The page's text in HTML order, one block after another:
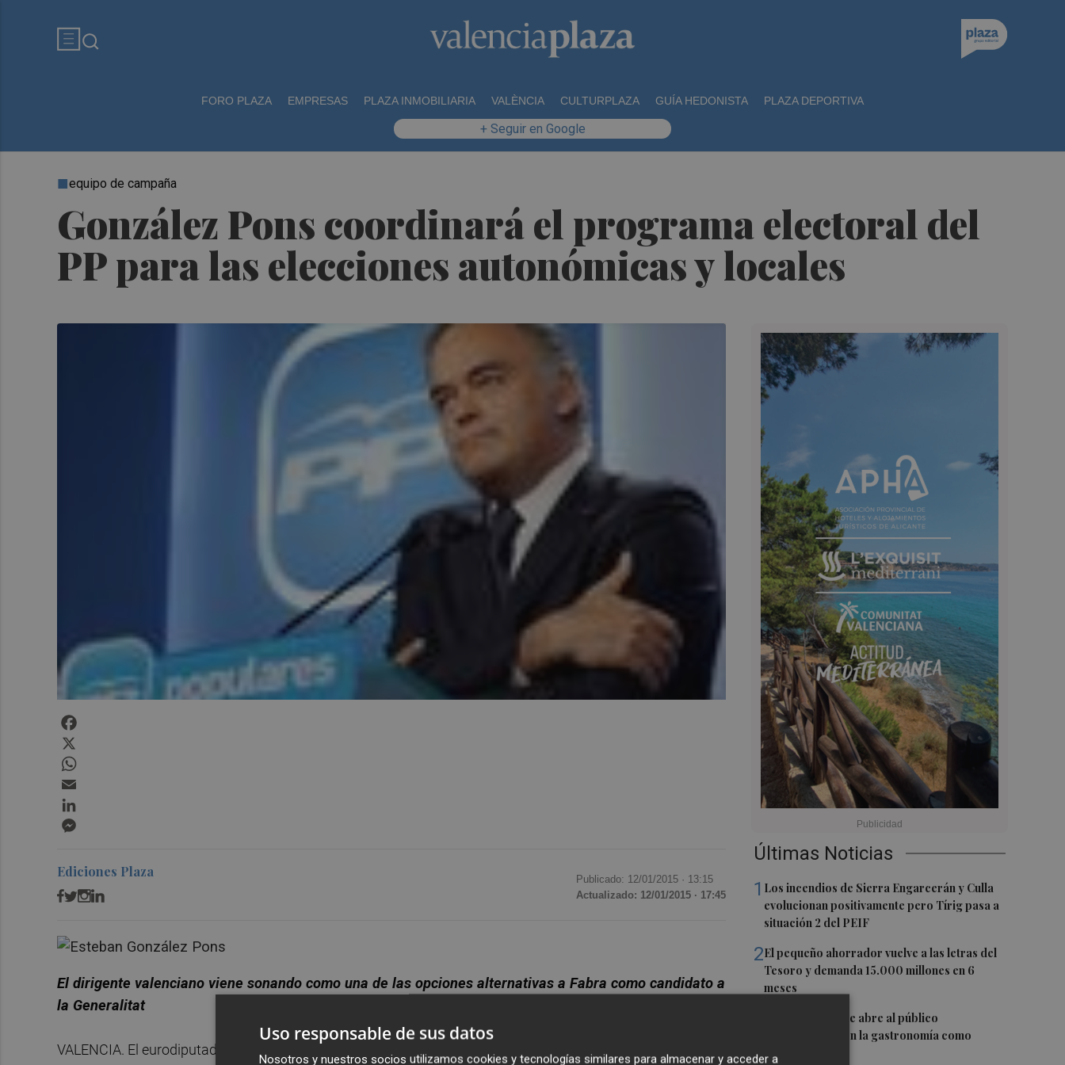
FORO PLAZA EMPRESAS PLAZA INMOBILIARIA VALÈNCIA CULTURPLAZA GUÍA HEDONISTA PLAZA DEPORTIVA
+ Seguir en Google
González Pons coordinará el programa electoral del
PP para las elecciones autonómicas y locales
equipo de campaña
Últimas Noticias
1 Los incendios de Sierra Engarcerán y Culla
evolucionan positivamente pero Tírig pasa a
situación 2 del PEIF
2El pequeño ahorrador vuelve a las letras del
Tesoro y demanda 15.000 millones en 6
meses
El oleoturismo se abre al público
internacional con la gastronomía como
reclamo
Ediciones Plaza Publicado: 12/01/2015 · 13:15
Actualizado: 12/01/2015 · 17:45
El dirigente valenciano viene sonando como una de las opciones alternativas a Fabra como candidato a
la Generalitat
VALENCIA. El eurodiputado y vicesecretario general de Estudios y Programas del PP,
Uso responsable de sus datos
Nosotros y nuestros socios utilizamos cookies y tecnologías similares para almacenar y acceder a